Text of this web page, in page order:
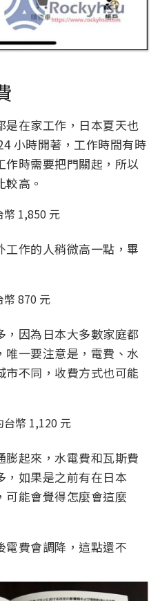
在家工作，日本夏天也
小時開著，工作時間有時
作時需要把門關起，所以
高。
幣 1,850 元
作的人稍微高一點，畢
幣 870 元
因為日本大多數家庭都
一要注意是，電費、水
市不同，收費方式也可能
幣 1,120 元
起來，水電費和瓦斯費
，如果是之前有在日本
可能會覺得怎麼會這麼
電費會調降，這點還不